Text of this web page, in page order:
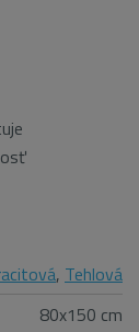
, Tehlová
80x150 cm